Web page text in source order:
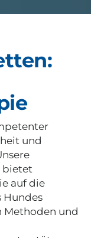
und
bietet
auf die
Hundes
und